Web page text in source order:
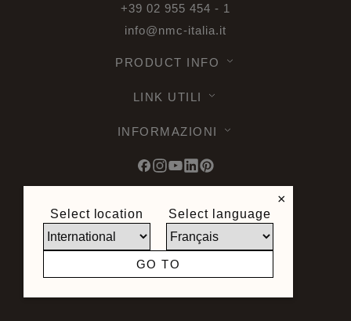
+39 02 955 454 - 1
info@nmc-italia.it
PRODUCT INFO
LINK UTILI
INFORMAZIONI
© 2026 Noel & Marquet. Tutti i diritti
riservati - Protezione dei dati GDPR
-Condizioni d'Uso -Esonero di
responsabilita -
Sito creato da
×
Select location Select language
GO TO